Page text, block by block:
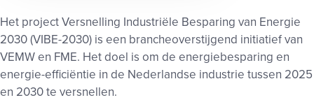
Het project Versnelling Industriële Besparing van Energie
2030 (VIBE-2030) is een brancheoverstijgend initiatief van
VEMW en FME. Het doel is om de energiebesparing en
energie-efficiëntie in de Nederlandse industrie tussen 2025
en 2030 te versnellen.